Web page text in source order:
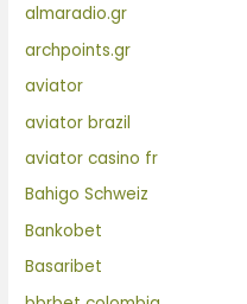
almaradio.gr
archpoints.gr
aviator
aviator brazil
aviator casino fr
Bahigo Schweiz
Bankobet
Basaribet